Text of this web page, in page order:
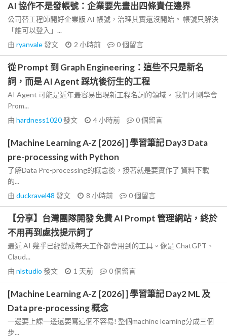
AI 協作不是發帳號：企業要先畫出四條責任邊界
公司替工程師開好企業版 AI 帳號，治理其實還沒開始。 帳號只解決
「誰可以登入」...
由 ryanvale發文 2 小時前 0個留言
從 Prompt 到 Graph Engineering：這些不只是新名
詞，而是 AI Agent 踩坑後衍生的工程
AI Agent 可能是近年最容易出現新工程名詞的領域。 我們才剛學會
Prom...
由 hardness1020發文 4 小時前 0個留言
[Machine Learning A-Z [2026] ] 學習筆記 Day3 Data
pre-processing with Python
了解Data Pre-processing的概念後，接著就是要實作了 資料下載
的...
由 duckravel48 發文 8 小時前 0個留言
【分享】台灣團隊開發 免費 AI Prompt 管理網站，終於
不用再到處找提示詞了
最近 AI 幾乎已經變成每天工作都會用到的工具。像是 ChatGPT、
Claud...
由 nlstudio 發文 1 天前 0個留言
[Machine Learning A-Z [2026] ] 學習筆記 Day2 ML 及
Data pre-processing 概念
一邊要上課一邊還要寫這個不容易! 整個machine learning分成三個
步...